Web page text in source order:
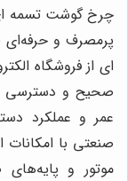
چرخ گوشت تسمه ای
پرمصرف و
ای از فروشگاه
صحیح و دسترسی
عمر و عملکرد
صنعتی با
موتور و